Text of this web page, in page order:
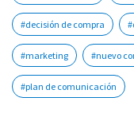
#decisión de compra
#marketing #nuevo
#plan de comunicación